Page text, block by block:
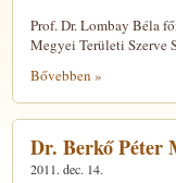
Prof. Dr. Lombay Béla
Megyei Területi Szerve
Bővebben »
Dr. Berkő Péter
2011. dec. 14.